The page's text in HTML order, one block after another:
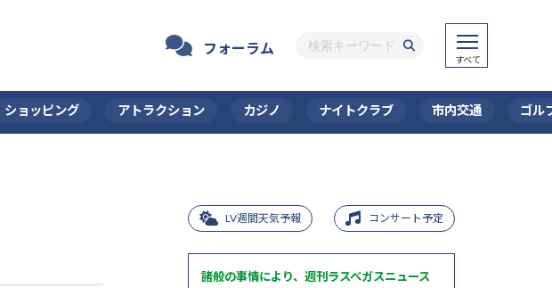
フォーラム
ショッピング アトラクション カジノ ナイトクラブ 市内交通 ゴル
LV週間天気予報 コンサート予定
諸般の事情により、週刊ラスベガスニュース